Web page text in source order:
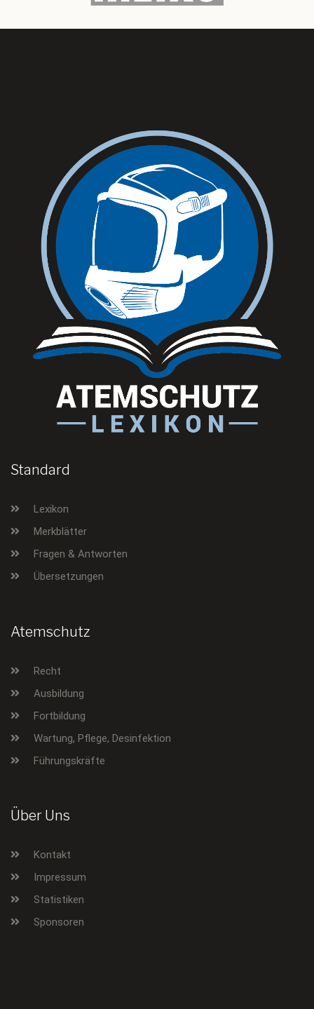
Standard
Lexikon
Merkblätter
Fragen & Antworten
Übersetzungen
Atemschutz
Recht
Ausbildung
Fortbildung
Wartung, Pflege, Desinfektion
Führungskräfte
Über Uns
Kontakt
Impressum
Statistiken
Sponsoren